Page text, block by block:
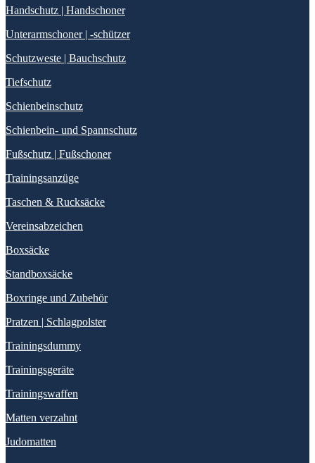
Handschutz | Handschoner
Unterarmschoner | -schützer
Schutzweste | Bauchschutz
Tiefschutz
Schienbeinschutz
Schienbein- und Spannschutz
Fußschutz | Fußschoner
Trainingsanzüge
Taschen & Rucksäcke
Vereinsabzeichen
Boxsäcke
Standboxsäcke
Boxringe und Zubehör
Pratzen | Schlagpolster
Trainingsdummy
Trainingsgeräte
Trainingswaffen
Matten verzahnt
Judomatten